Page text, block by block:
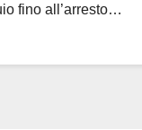
fino all’arresto…